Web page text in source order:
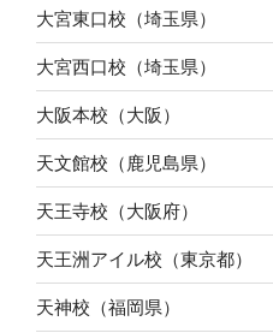
大宮東口校（埼玉県）
大宮西口校（埼玉県）
大阪本校（大阪）
天文館校（鹿児島県）
天王寺校（大阪府）
天王洲アイル校（東京都）
天神校（福岡県）